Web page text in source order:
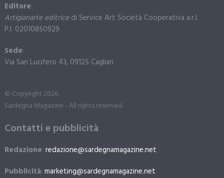
Editore:
Artigianarte editricedi Service Art Società Cooperativa a.r.l.
P.I. 02010850929
Sede:
Via San Lucifero 43, 09125 Cagliari
© Copyright 2026.
Sardegna Magazine - All rights reserved.
Contatti e pubblicità
Redazione: redazione@sardegnamagazine.net
Pubblicità: marketing@sardegnamagazine.net